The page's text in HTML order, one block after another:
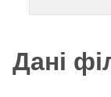
Дані